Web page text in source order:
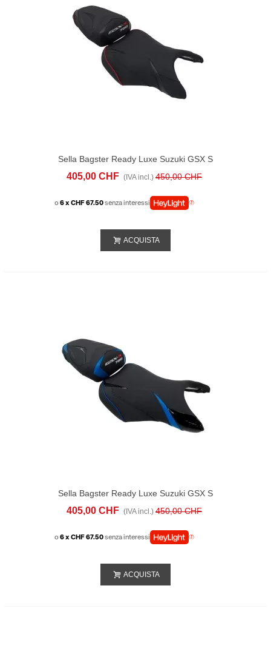
Sella Bagster Ready Luxe Suzuki GSX S
750 (2017-20) Nera
405,00 CHF (IVA incl.) 450,00 CHF
o6 x CHF 67.50senza interessi
ACQUISTA
Sella Bagster Ready Luxe Suzuki GSX S
750 (2017-20) Nera Blu
405,00 CHF (IVA incl.) 450,00 CHF
o6 x CHF 67.50senza interessi
ACQUISTA